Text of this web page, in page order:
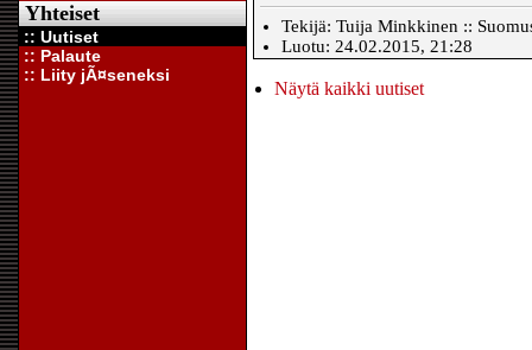
Yhteiset
:: Uutiset
:: Palaute
:: Liity jÃ¤seneksi
Tekijä: Tuija Minkkinen ::
Luotu: 24.02.2015, 21:28
Näytä kaikki uutiset